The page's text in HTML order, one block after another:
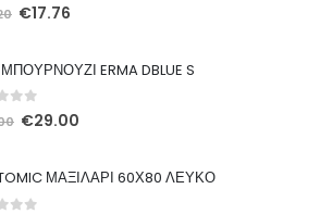
of 5
Original
€17.76
ΜΠΟΥΡΝΟΥΖΙ ERMA DBLUE S
of 5
Original
€29.00
ΜΑΞΙΛΑΡΙ 60Χ80 ΛΕΥΚΟ